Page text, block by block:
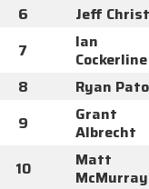
6 Jeff
7
Ian
Cockerline
8 Ryan
9
Grant
Albrecht
10
Matt
McMurray